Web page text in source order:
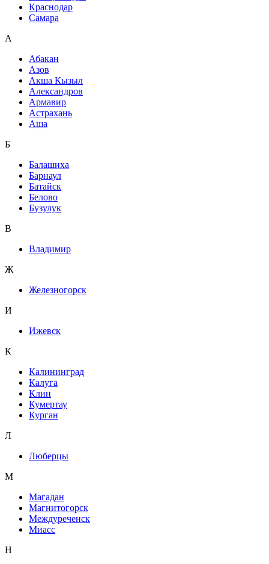
Краснодар
Самара
А
Абакан
Азов
Акша Кызыл
Александров
Армавир
Астрахань
Аша
Б
Балашиха
Барнаул
Батайск
Белово
Бузулук
В
Владимир
Ж
Железногорск
И
Ижевск
К
Калининград
Калуга
Клин
Кумертау
Курган
Л
Люберцы
М
Магадан
Магнитогорск
Междуреченск
Миасс
Н